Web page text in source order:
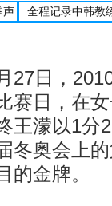
声 全程记录中韩教
日，
赛日，在
王濛以1分
冬奥会上
的金牌。